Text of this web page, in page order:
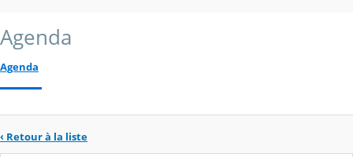
Agenda
Agenda
‹ Retour à la liste